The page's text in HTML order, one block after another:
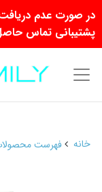
در صورت عدم دریافت
پشتیبانی تماس
خانه فهرست